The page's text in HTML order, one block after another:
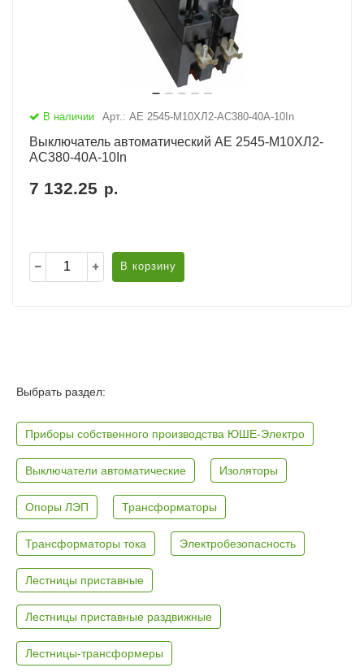
В наличии Арт.: АЕ 2545-М10ХЛ2-AC380-40А-10In
Выключатель автоматический АЕ 2545-М10ХЛ2-
AC380-40А-10In
7 132.25 р.
В корзину
Выбрать раздел:
Приборы собственного производства ЮШЕ-Электро
Выключатели автоматические Изоляторы
Опоры ЛЭП Трансформаторы
Трансформаторы тока Электробезопасность
Лестницы приставные
Лестницы приставные раздвижные
Лестницы-трансформеры